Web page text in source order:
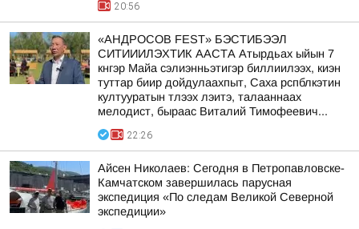
20:56
«АНДРОСОВ FEST» БЭСТИБЭЭЛ
СИТИИИЛЭХТИК ААСТА Атырдьах ыйын 7
кнгэр Майа сэлиэнньэтигэр биллиилээх, киэн
туттар биир дойдулаахпыт, Саха рспблкэтин
култууратын тлээх лэитэ, талааннаах
мелодист, быраас Виталий Тимофеевич...
22:26
Айсен Николаев: Сегодня в Петропавловске-
Камчатском завершилась парусная
экспедиция «По следам Великой Северной
экспедиции»